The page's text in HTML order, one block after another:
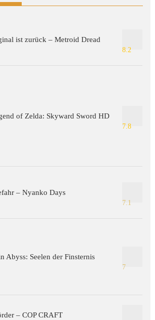
ist zurück – Metroid Dread
8.2
of Zelda: Skyward Sword HD
7.8
– Nyanko Days
7.1
Abyss: Seelen der Finsternis
7
– COP CRAFT